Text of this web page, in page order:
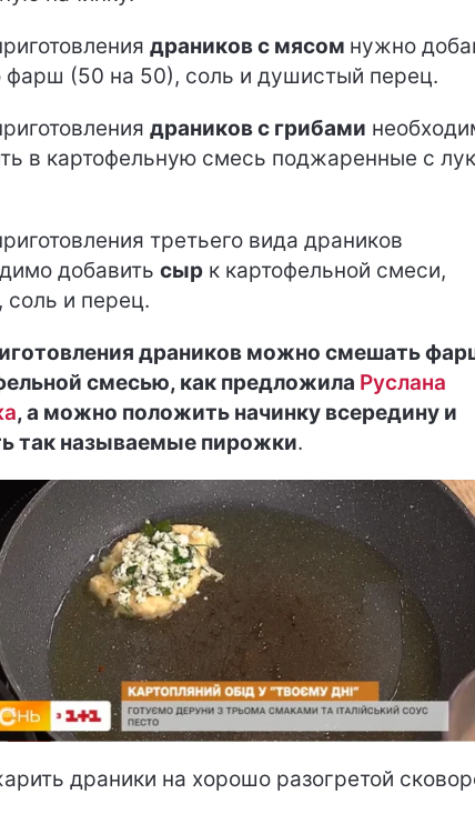
драников с мясом нужно
фарш (50 на 50), соль и душистый перец.
драников с грибами
в картофельную смесь поджаренные с
третьего вида драников
добавить сыр к картофельной смеси,
соль и перец.
драников можно смешать
смесью, как предложила Руслана
, а можно положить начинку всередину и
так называемые пирожки.
драники на хорошо разогретой